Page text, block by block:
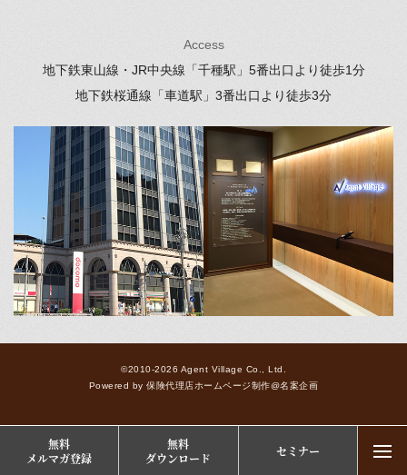
Access
地下鉄東山線・JR中央線「千種駅」 5番出口より徒歩1分
地下鉄桜通線「車道駅」 3番出口より徒歩3分
©2010-2026 Agent Village Co., Ltd.
Powered by保険代理店ホームページ制作@名案企画
無料
メルマガ登録
無料
ダウンロード
セミナー